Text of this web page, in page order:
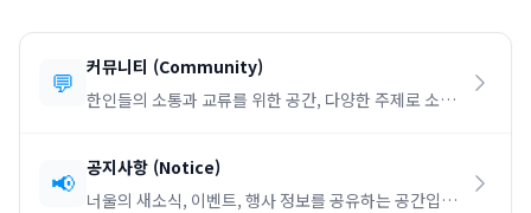
💬 커뮤니티 (Community)
한인들의 소통과 교류를 위한 공간, 다양한 주제로 소통
📢 공지사항 (Notice)
너울의 새소식, 이벤트, 행사 정보를 공유하는 공간입니